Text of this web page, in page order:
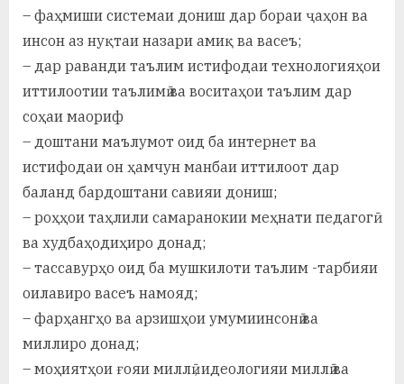
– фаҳмиши системаи дониш дар бораи ҷаҳон ва
инсон аз нуқтаи назари амиқ ва васеъ;
– дар раванди таълим истифодаи технологияҳои
иттилоотии таълимӣ ва воситаҳои таълим дар
соҳаи маориф
– доштани маълумот оид ба интернет ва
истифодаи он ҳамчун манбаи иттилоот дар
баланд бардоштани савияи дониш;
– роҳҳои таҳлили самаранокии меҳнати педагогӣ
ва худбаҳодиҳиро донад;
– тассавурҳо оид ба мушкилоти таълим -тарбияи
оилавиро васеъ намояд;
– фарҳангҳо ва арзишҳои умумиинсонӣ ва
миллиро донад;
– моҳиятҳои ғояи миллӣ , идеологияи миллӣ ва